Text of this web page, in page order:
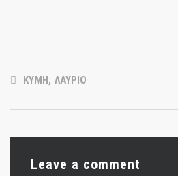
ΚΥΜΗ, ΛΑΥΡΙΟ
Leave a comment